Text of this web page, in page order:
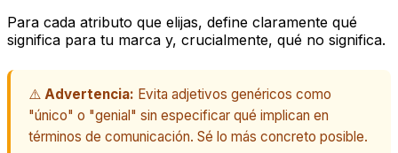
Para cada atributo que elijas, define claramente qué
significa para tu marca y, crucialmente, qué no significa.
⚠️ Advertencia: Evita adjetivos genéricos como
"único" o "genial" sin especificar qué implican en
términos de comunicación. Sé lo más concreto posible.